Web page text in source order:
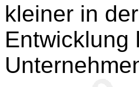
kleiner in
Entwicklung